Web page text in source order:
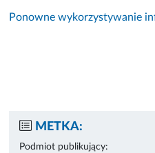
Ponowne wykorzystywanie
METKA:
Podmiot publikujący: